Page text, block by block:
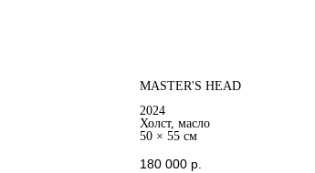
MASTER'S HEAD
2024
Холст, масло
50 × 55 см
180 000 р.